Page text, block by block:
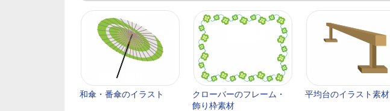
和傘・番傘のイラスト
クローバーのフレーム・
飾り枠素材
平均台のイラスト素材